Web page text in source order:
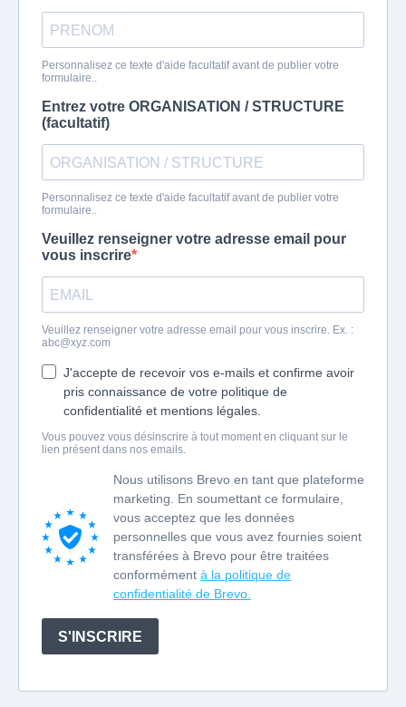
Personnalisez ce texte d'aide facultatif avant de publier votre
formulaire..
Entrez votre ORGANISATION / STRUCTURE
(facultatif)
Personnalisez ce texte d'aide facultatif avant de publier votre
formulaire..
Veuillez renseigner votre adresse email pour
vous inscrire
Veuillez renseigner votre adresse email pour vous inscrire. Ex. :
abc@xyz.com
J'accepte de recevoir vos e-mails et confirme avoir
pris connaissance de votre politique de
confidentialité et mentions légales.
Vous pouvez vous désinscrire à tout moment en cliquant sur le
lien présent dans nos emails.
Nous utilisons Brevo en tant que plateforme
marketing. En soumettant ce formulaire,
vous acceptez que les données
personnelles que vous avez fournies soient
transférées à Brevo pour être traitées
conformément à la politique de
confidentialité de Brevo.
S'INSCRIRE